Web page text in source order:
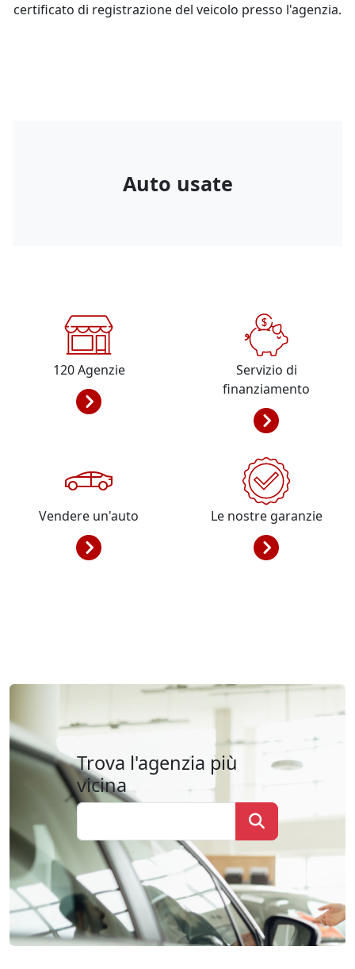
certificato di registrazione del veicolo presso l'agenzia.
Auto usate
120Agenzie
Servizio di
finanziamento
Vendere un'auto Le nostre garanzie
Trova l'agenzia più
vicina